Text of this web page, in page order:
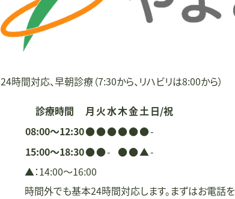
シ
ン
24時間対応、早朝診療（7:30から、リハビリは8:00から）
診療時間 月 火水木金土日/祝
08:00〜12:30●●●●●●-
15:00〜18:30●●- ●●▲-
▲：14:00〜16:00
時間外でも基本24時間対応します。まずはお電話を